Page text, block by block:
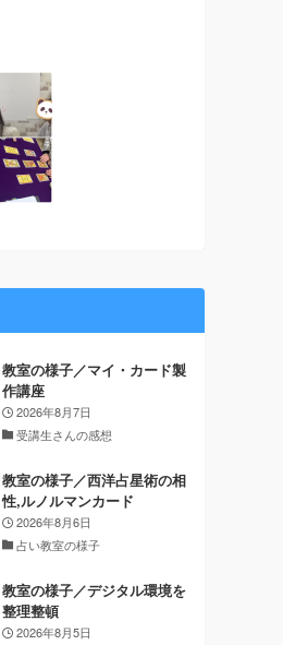
教室の様子／マイ・カード製
作講座
2026年8月7日
受講生さんの感想
教室の様子／西洋占星術の相
性,ルノルマンカード
2026年8月6日
占い教室の様子
教室の様子／デジタル環境を
整理整頓
2026年8月5日